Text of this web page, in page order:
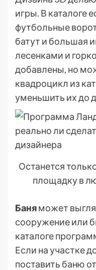
игры. В каталоге
футбольные
батут и большая
лесенками и
добавлены, но
квадроцикл из
уменьшить их до
Останется
площадку в
Баняможет
сооружение или
каталоге
Если на участке
поставить баню